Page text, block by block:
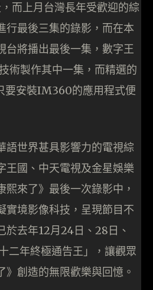
而上月台灣長年受歡迎的綜
行最後三集的錄影，而在本
台將播出最後一集，數字王
術製作其中一集，而精選的
要安裝IM360的應用程式便
語世界甚具影響力的電視綜
王國、中天電視及金星娛樂
熙來了》最後一次錄影中，
實境影像科技，呈現節目不
於去年12月24日、28日、
二年終極通告王」，讓觀眾
》創造的無限歡樂與回憶。